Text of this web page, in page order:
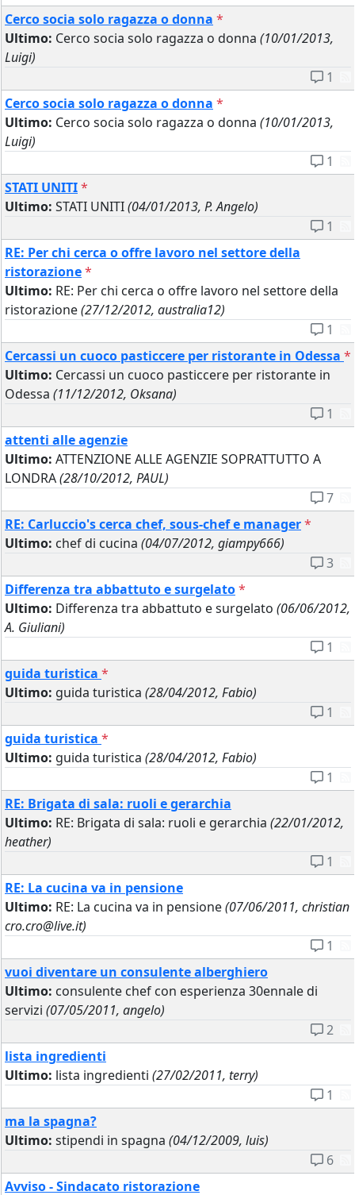
Cerco socia solo ragazza o donna *
Ultimo: Cerco socia solo ragazza o donna (10/01/2013,
Luigi)
1
Cerco socia solo ragazza o donna *
Ultimo: Cerco socia solo ragazza o donna (10/01/2013,
Luigi)
1
STATI UNITI*
Ultimo: STATI UNITI(04/01/2013, P. Angelo)
1
RE: Per chi cerca o offre lavoro nel settore della
ristorazione*
Ultimo: RE: Per chi cerca o offre lavoro nel settore della
ristorazione(27/12/2012, australia12)
1
Cercassi un cuoco pasticcere per ristorante in Odessa *
Ultimo: Cercassi un cuoco pasticcere per ristorante in
Odessa (11/12/2012, Oksana)
1
attenti alle agenzie
Ultimo: ATTENZIONE ALLE AGENZIE SOPRATTUTTO A
LONDRA(28/10/2012, PAUL)
7
RE: Carluccio's cerca chef, sous-chef e manager*
Ultimo: chef di cucina (04/07/2012, giampy666)
3
Differenza tra abbattuto e surgelato*
Ultimo: Differenza tra abbattuto e surgelato (06/06/2012,
A. Giuliani)
1
guida turistica *
Ultimo: guida turistica (28/04/2012, Fabio)
1
guida turistica *
Ultimo: guida turistica (28/04/2012, Fabio)
1
RE: Brigata di sala: ruoli e gerarchia
Ultimo: RE: Brigata di sala: ruoli e gerarchia (22/01/2012,
heather)
1
RE: La cucina va in pensione
Ultimo: RE: La cucina va in pensione(07/06/2011, christian
cro.cro@live.it)
1
vuoi diventare un consulente alberghiero
Ultimo: consulente chef con esperienza 30ennale di
servizi (07/05/2011, angelo)
2
lista ingredienti
Ultimo: lista ingredienti (27/02/2011, terry)
1
ma la spagna?
Ultimo: stipendi in spagna (04/12/2009, luis)
6
Avviso - Sindacato ristorazione